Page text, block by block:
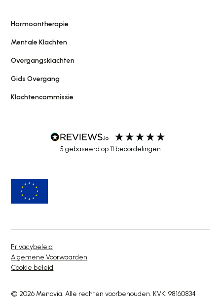
Hormoontherapie
Mentale Klachten
Overgangsklachten
Gids Overgang
Klachtencommissie
5 gebaseerd op 11 beoordelingen
© 2026 Menovia. Alle rechten voorbehouden. KVK: 98160834
Privacybeleid
Algemene Voorwaarden
Cookie beleid